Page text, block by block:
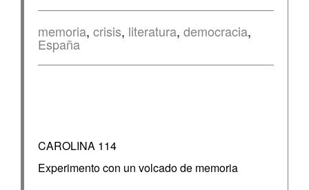
memoria, crisis, literatura, democracia,
España
CAROLINA 114
Experimento con un volcado de memoria